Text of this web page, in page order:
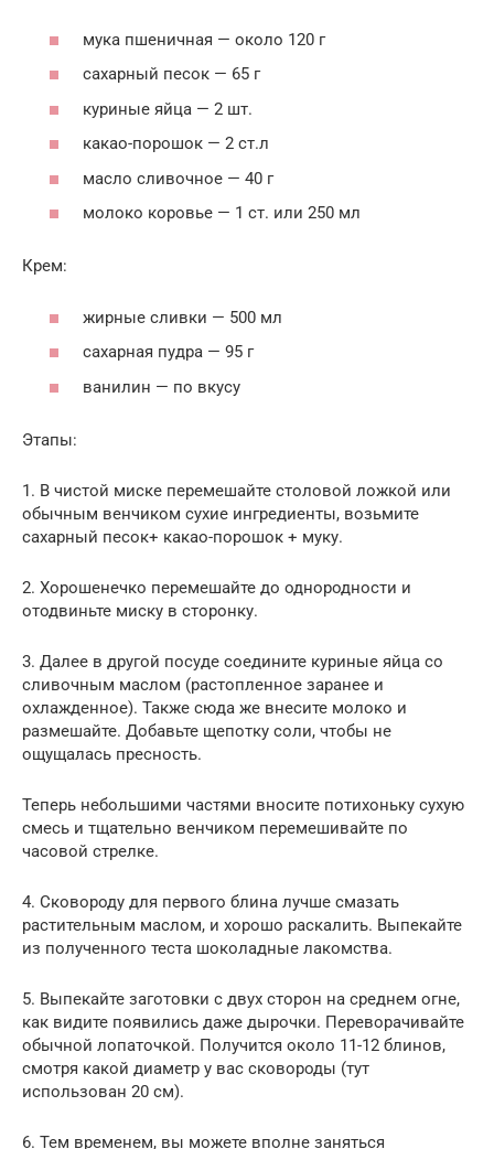
мука пшеничная — около 120 г
сахарный песок — 65 г
куриные яйца — 2 шт.
какао-порошок — 2 ст.л
масло сливочное — 40 г
молоко коровье — 1 ст. или 250 мл
Крем:
жирные сливки — 500 мл
сахарная пудра — 95 г
ванилин — по вкусу
Этапы:
1. В чистой миске перемешайте столовой ложкой или
обычным венчиком сухие ингредиенты, возьмите
сахарный песок+ какао-порошок + муку.
2. Хорошенечко перемешайте до однородности и
отодвиньте миску в сторонку.
3. Далее в другой посуде соедините куриные яйца со
сливочным маслом (растопленное заранее и
охлажденное). Также сюда же внесите молоко и
размешайте. Добавьте щепотку соли, чтобы не
ощущалась пресность.
Теперь небольшими частями вносите потихоньку сухую
смесь и тщательно венчиком перемешивайте по
часовой стрелке.
4. Сковороду для первого блина лучше смазать
растительным маслом, и хорошо раскалить. Выпекайте
из полученного теста шоколадные лакомства.
5. Выпекайте заготовки с двух сторон на среднем огне,
как видите появились даже дырочки. Переворачивайте
обычной лопаточкой. Получится около 11-12 блинов,
смотря какой диаметр у вас сковороды (тут
использован 20 см).
6. Тем временем, вы можете вполне заняться